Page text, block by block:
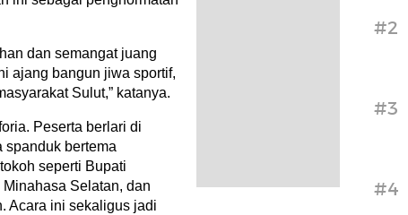
dan semangat juang
ajang bangun jiwa sportif,
Sulut,” katanya.
Peserta berlari di
spanduk bertema
seperti Bupati
Selatan, dan
Acara ini sekaligus jadi
#2
#3
#4